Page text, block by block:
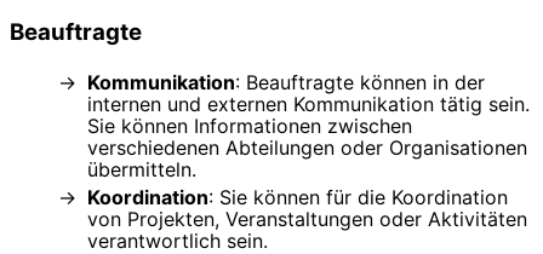
Beauftragte
Kommunikation: Beauftragte können in der
internen und externen Kommunikation tätig sein.
Sie können Informationen zwischen
verschiedenen Abteilungen oder Organisationen
übermitteln.
Koordination: Sie können für die Koordination
von Projekten, Veranstaltungen oder Aktivitäten
verantwortlich sein.